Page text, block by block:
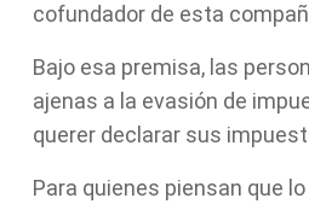
cofundador de esta
Bajo esa premisa, las
ajenas a la evasión de
querer declarar sus
Para quienes piensan que